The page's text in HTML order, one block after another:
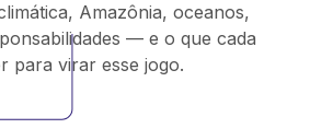
Amazônia, oceanos,
— e o que cada
para virar esse jogo.